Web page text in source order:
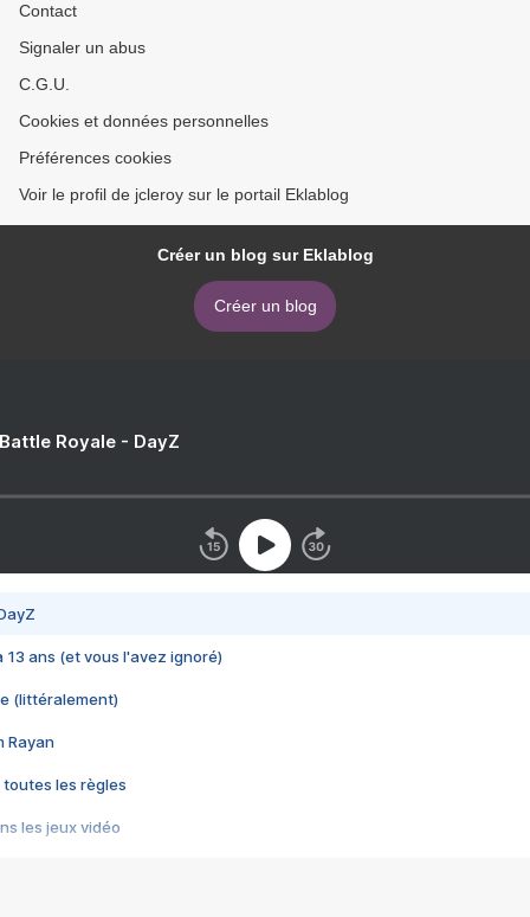
Contact
Signaler un abus
C.G.U.
Cookies et données personnelles
Préférences cookies
Voir le profil de jcleroy sur le portail Eklablog
Créer un blog sur Eklablog
Créer un blog
Royale - DayZ
13 ans (et vous l'avez ignoré)
(littéralement)
Rayan
toutes les règles
les jeux vidéo